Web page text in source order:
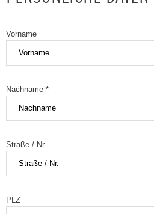
Vorname
Nachname *
Straße / Nr.
PLZ